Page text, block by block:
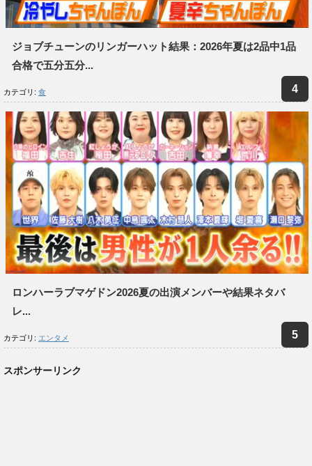
ジョブチューンのリンガーハット結果：2026年夏は2品中1品
合格で五分五分...
カテゴリ: 食
ロンハーラブマゲドン2026夏の出演メンバーや結果ネタバ
レ...
カテゴリ: エンタメ
スポンサーリンク